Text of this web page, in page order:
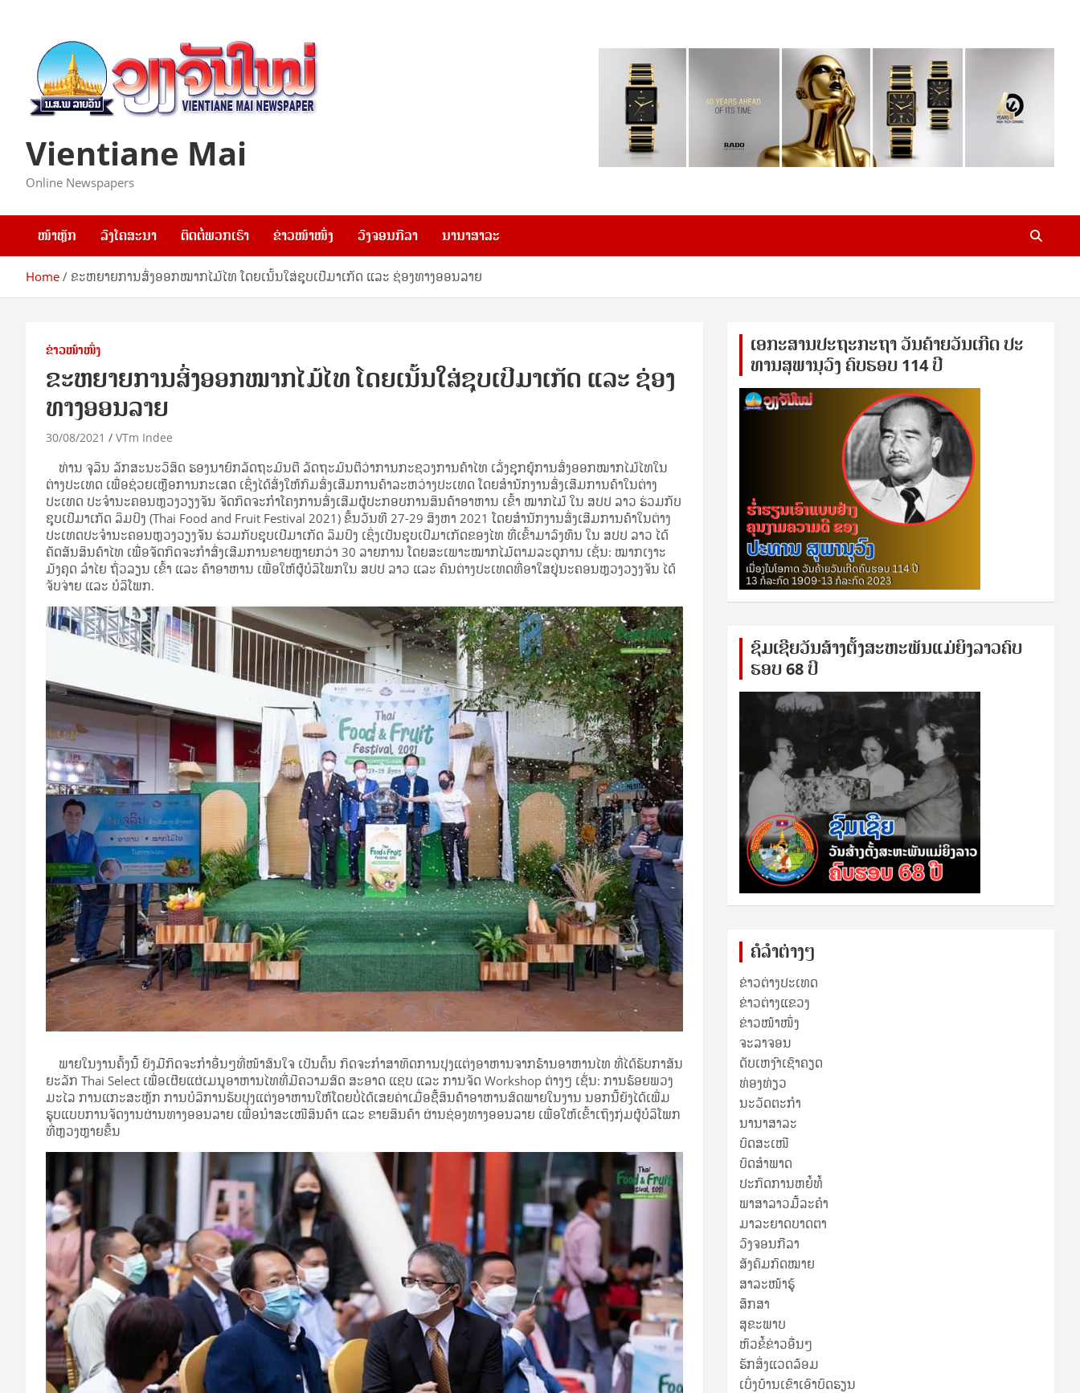
Vientiane Mai
Online Newspapers
ໜ້າຫຼັກ ລົງໂຄສະນາ ຕິດຕໍ່ພວກເຮົາ ຂ່າວໜ້າໜຶ່ງ ວົງຈອນກີລາ ນານາສາລະ
Home ຂະຫຍາຍການສົ່ງອອກໝາກໄມ້ໄທ ໂດຍເນັ້ນໃສ່ຊຸບເປີມາເກັດ ແລະ ຊ່ອງທາງອອນລາຍ
ຂ່າວໜ້າໜຶ່ງ
ຂະຫຍາຍການສົ່ງອອກໝາກໄມ້ໄທ ໂດຍເນັ້ນໃສ່ຊຸບເປີມາເກັດ ແລະ ຊ່ອງ
ທາງອອນລາຍ
30/08/2021 VTm Indee
ທ່ານ ຈຸລິນ ລັກສະນະວິສິດ ຮອງນາຍົກລັດຖະມົນຕີ ລັດຖະມົນຕີວ່າການກະຊວງການຄ້າໄທ ເລັ່ງຊຸກຍູ້ການສົ່ງອອກໝາກໄມ້ໄທໃນ
ຕ່າງປະເທດ ເພື່ອຊ່ວຍເຫຼືອການກະເສດ ເຊິ່ງໄດ້ສັ່ງໃຫ້ກົມສົ່ງເສີມການຄ້າລະຫວ່າງປະເທດ ໂດຍສຳນັກງານສົ່ງເສີມການຄ້າໃນຕ່າງ
ປະເທດ ປະຈຳນະຄອນຫຼວງວຽງຈັນ ຈັດກິດຈະກຳໂຄງການສົ່ງເສີມຜູ້ປະກອບການສິນຄ້າອາຫານ ເຂົ້າ ໝາກໄມ້ ໃນ ສປປ ລາວ ຮ່ວມກັບ
ຊຸບເປີມາເກັດ ລິມປິງ (Thai Food and Fruit Festival 2021) ຂຶ້ນວັນທີ 27-29 ສິງຫາ 2021 ໂດຍສຳນັກງານສົ່ງເສີມການຄ້າໃນຕ່າງ
ປະເທດປະຈຳນະຄອນຫຼວງວຽງຈັນ ຮ່ວມກັບຊຸບເປີມາເກັດ ລິມປິງ ເຊິ່ງເປັນຊຸບເປີມາເກັດຂອງໄທ ທີ່ເຂົ້າມາລົງທຶນ ໃນ ສປປ ລາວ ໄດ້
ຄັດສັນສິນຄ້າໄທ ເພື່ອຈັດກິດຈະກໍາສົ່ງເສີມການຂາຍຫຼາຍກວ່າ 30 ລາຍການ ໂດຍສະເພາະໝາກໄມ້ຕາມລະດູການ ເຊັ່ນ: ໝາກເງາະ
ມັງຄຸດ ລຳໄຍ ຖົ່ວລຽນ ເຂົ້າ ແລະ ຄ້າອາຫານ ເພື່ອໃຫ້ຜູ້ບໍລິໂພກໃນ ສປປ ລາວ ແລະ ຄົນຕ່າງປະເທດທີ່ອາໃສຢູ່ນະຄອນຫຼວງວຽງຈັນ ໄດ້
ຈັບຈ່າຍ ແລະ ບໍລິໂພກ.
ພາຍໃນງານຄັ້ງນີ້ ຍັງມີກິດຈະກຳອື່ນໆທີ່ໜ້າສົນໃຈ ເປັນຕົ້ນ ກິດຈະກຳສາທິດການປຸງແຕ່ງອາຫານຈາກຮ້ານອາຫານໄທ ທີ່ໄດ້ຮັບກາສັນ
ຍະລັກ Thai Select ເພື່ອເຜີຍແຜ່ເມນູອາຫານໄທທີ່ມີຄວາມສົດ ສະອາດ ແຊບ ແລະ ການຈັດ Workshop ຕ່າງໆ ເຊັ່ນ: ການຮ້ອຍພວງ
ມະໄລ ການແກະສະຫຼັກ ການບໍລິການຮັບປຸງແຕ່ງອາຫານໃຫ້ໂດຍບໍ່ໄດ້ເສຍຄ່າເມື່ອຊື້ສິນຄ້າອາຫານສົດພາຍໃນງານ ນອກນີ້ຍັງໄດ້ເພີ່ມ
ຮູບແບບການຈັດງານຜ່ານທາງອອນລາຍ ເພື່ອນຳສະເໜີສິນຄ້າ ແລະ ຂາຍສິນຄ້າ ຜ່ານຊ່ອງທາງອອນລາຍ ເພື່ອໃຫ້ເຂົ້າເຖິງກຸ່ມຜູ້ບໍລິໂພກ
ທີ່ຫຼວງຫຼາຍຂຶ້ນ
ເອ​ກະ​ສານ​ປະ​ຖະ​ກະ​ຖ​າ ວັນ​ຄ້າຍ​ວັນ​ເກີດ ປ​ະ​
ທານ​ສຸ​ພາ​ນຸ​ວົງ ຄົບ​ຮອບ 114 ປີ
ຊົ​ມ​ເຊີຍ​ວັນ​ສ້າງ​ຕັ້ງ​ສະ​ຫະ​ພັນ​ແມ່​ຍິງ​​ລາວຄົບ​
ຮອບ 68 ປິ
ຄໍລຳຕ່າງໆ
ຂ່າວຕ່າງປະເທດ
ຂ່າວ​ຕ່າງ​ແຂວງ
ຂ່າວໜ້າໜຶ່ງ
ຈະລາຈອນ
ດັບເຫງົາເຊົາຄຽດ
ທ່ອງທ່ຽວ
ນະວັດຕະກໍາ
ນານາສາລະ
ບົດສະເໜີ
ບົດສໍາພາດ
ປະກົດການຫຍໍ້ທໍ້
ພາສາລາວມື້ລະຄຳ
ມາລະຍາດບາດຕາ
ວົງຈອນກີລາ
ສັງຄົມກົດໝາຍ
ສາລະໜ້າຮູ້
ສຶກສາ
ສຸ​ຂະ​ພາບ
ຫົວຂໍ້ຂ່າວອື່ນໆ
ຮັກສິ່ງແວດລ້ອມ
ເບິ່ງບ້ານເຂົາເອົາບົດຮຽນ